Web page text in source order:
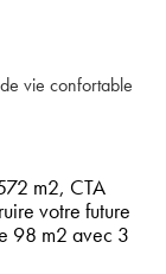
vie confortable
m2, CTA
votre future
98 m2 avec 3